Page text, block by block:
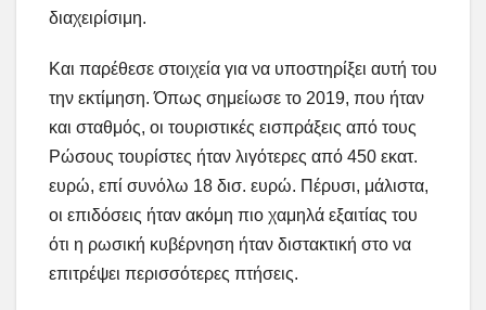
διαχειρίσιμη.
Και παρέθεσε στοιχεία για να υποστηρίξει αυτή του
την εκτίμηση. Όπως σημείωσε το 2019, που ήταν
και σταθμός, οι τουριστικές εισπράξεις από τους
Ρώσους τουρίστες ήταν λιγότερες από 450 εκατ.
ευρώ, επί συνόλω 18 δισ. ευρώ. Πέρυσι, μάλιστα,
οι επιδόσεις ήταν ακόμη πιο χαμηλά εξαιτίας του
ότι η ρωσική κυβέρνηση ήταν διστακτική στο να
επιτρέψει περισσότερες πτήσεις.